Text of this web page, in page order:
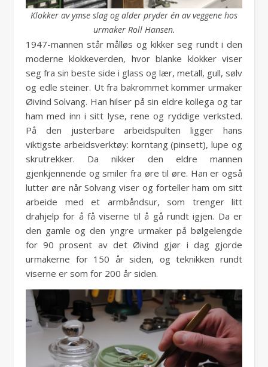
Klokker av ymse slag og alder pryder én av veggene hos
urmaker Roll Hansen.
1947-mannen står målløs og kikker seg rundt i den
moderne klokkeverden, hvor blanke klokker viser
seg fra sin beste side i glass og lær, metall, gull, sølv
og edle steiner. Ut fra bakrommet kommer urmaker
Øivind Solvang. Han hilser på sin eldre kollega og tar
ham med inn i sitt lyse, rene og ryddige verksted.
På den justerbare arbeidspulten ligger hans
viktigste arbeidsverktøy: korntang (pinsett), lupe og
skrutrekker. Da nikker den eldre mannen
gjenkjennende og smiler fra øre til øre. Han er også
lutter øre når Solvang viser og forteller ham om sitt
arbeide med et armbåndsur, som trenger litt
drahjelp for å få viserne til å gå rundt igjen. Da er
den gamle og den yngre urmaker på bølgelengde
for 90 prosent av det Øivind gjør i dag gjorde
urmakerne for 150 år siden, og teknikken rundt
viserne er som for 200 år siden.